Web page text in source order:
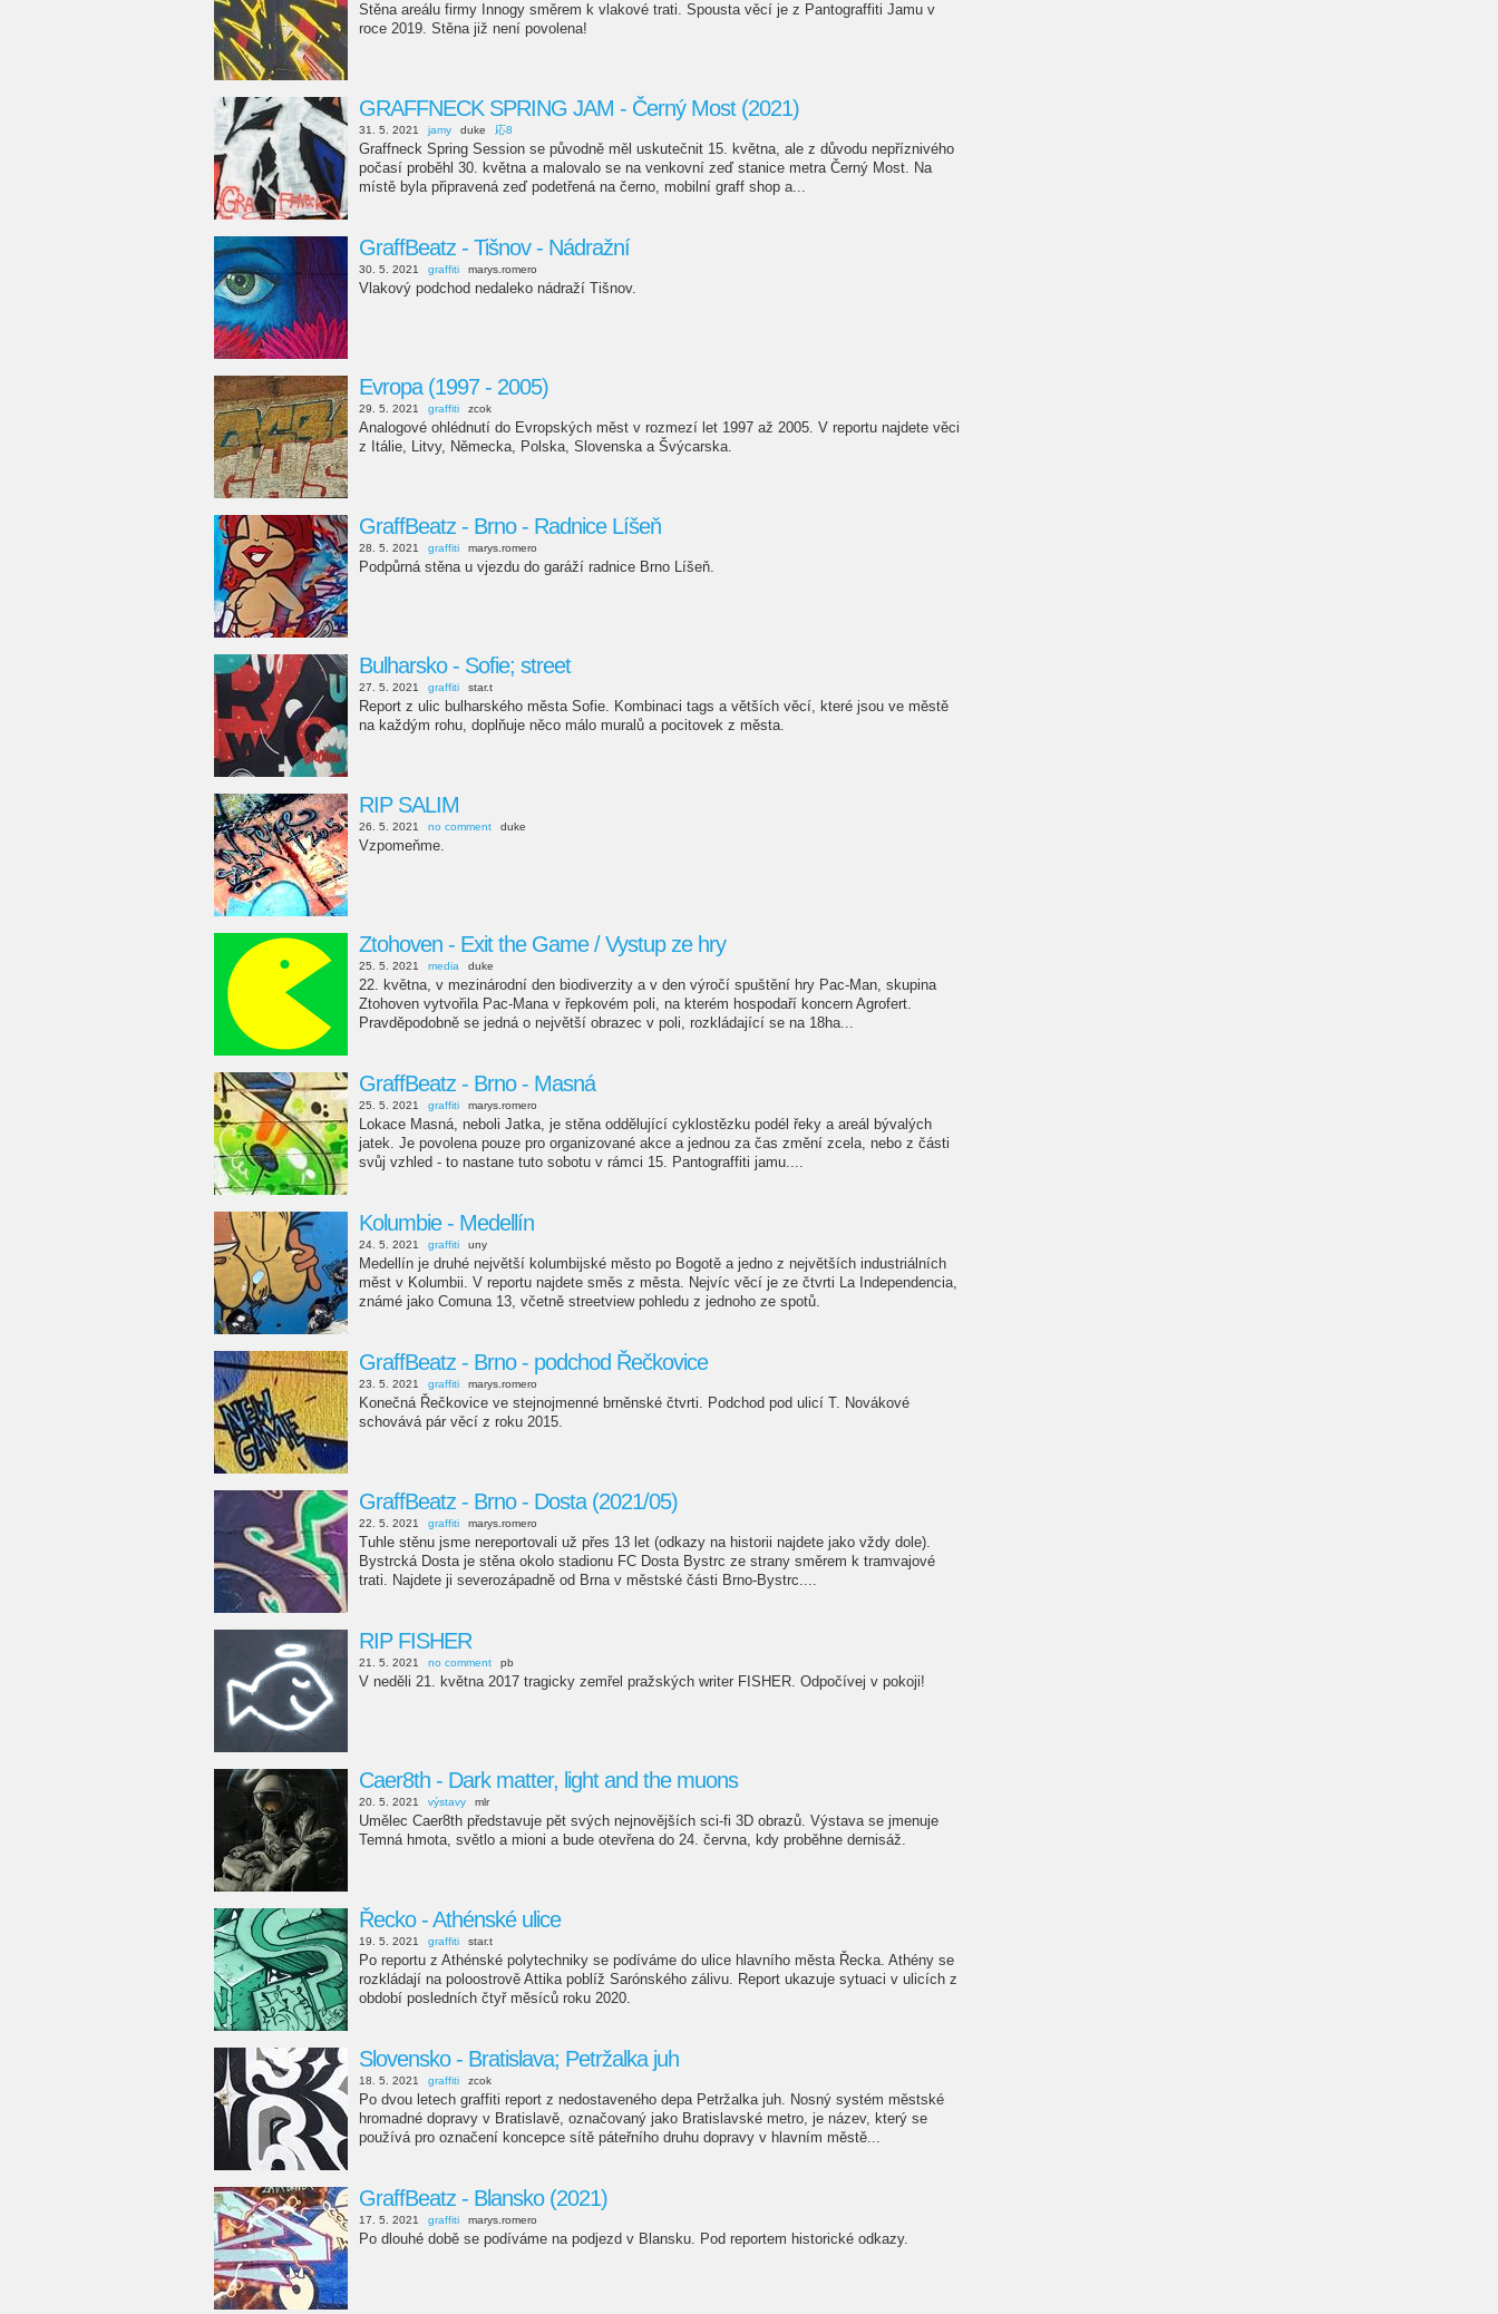
Stěna areálu firmy Innogy směrem k vlakové trati. Spousta věcí je z Pantograffiti Jamu v
roce 2019. Stěna již není povolena!
GRAFFNECK SPRING JAM - Černý Most (2021)
31. 5. 2021 jamy duke 応8
Graffneck Spring Session se původně měl uskutečnit 15. května, ale z důvodu nepříznivého
počasí proběhl 30. května a malovalo se na venkovní zeď stanice metra Černý Most. Na
místě byla připravená zeď podetřená na černo, mobilní graff shop a...
GraffBeatz - Tišnov - Nádražní
30. 5. 2021 graffiti marys.romero
Vlakový podchod nedaleko nádraží Tišnov.
Evropa (1997 - 2005)
29. 5. 2021 graffiti zcok
Analogové ohlédnutí do Evropských měst v rozmezí let 1997 až 2005. V reportu najdete věci
z Itálie, Litvy, Německa, Polska, Slovenska a Švýcarska.
GraffBeatz - Brno - Radnice Líšeň
28. 5. 2021 graffiti marys.romero
Podpůrná stěna u vjezdu do garáží radnice Brno Líšeň.
Bulharsko - Sofie; street
27. 5. 2021 graffiti star.t
Report z ulic bulharského města Sofie. Kombinaci tags a větších věcí, které jsou ve městě
na každým rohu, doplňuje něco málo muralů a pocitovek z města.
RIP SALIM
26. 5. 2021 no comment duke
Vzpomeňme.
Ztohoven - Exit the Game / Vystup ze hry
25. 5. 2021 media duke
22. května, v mezinárodní den biodiverzity a v den výročí spuštění hry Pac-Man, skupina
Ztohoven vytvořila Pac-Mana v řepkovém poli, na kterém hospodaří koncern Agrofert.
Pravděpodobně se jedná o největší obrazec v poli, rozkládající se na 18ha...
GraffBeatz - Brno - Masná
25. 5. 2021 graffiti marys.romero
Lokace Masná, neboli Jatka, je stěna oddělující cyklostězku podél řeky a areál bývalých
jatek. Je povolena pouze pro organizované akce a jednou za čas změní zcela, nebo z části
svůj vzhled - to nastane tuto sobotu v rámci 15. Pantograffiti jamu....
Kolumbie - Medellín
24. 5. 2021 graffiti uny
Medellín je druhé největší kolumbijské město po Bogotě a jedno z největších industriálních
měst v Kolumbii. V reportu najdete směs z města. Nejvíc věcí je ze čtvrti La Independencia,
známé jako Comuna 13, včetně streetview pohledu z jednoho ze spotů.
GraffBeatz - Brno - podchod Řečkovice
23. 5. 2021 graffiti marys.romero
Konečná Řečkovice ve stejnojmenné brněnské čtvrti. Podchod pod ulicí T. Novákové
schovává pár věcí z roku 2015.
GraffBeatz - Brno - Dosta (2021/05)
22. 5. 2021 graffiti marys.romero
Tuhle stěnu jsme nereportovali už přes 13 let (odkazy na historii najdete jako vždy dole).
Bystrcká Dosta je stěna okolo stadionu FC Dosta Bystrc ze strany směrem k tramvajové
trati. Najdete ji severozápadně od Brna v městské části Brno-Bystrc....
RIP FISHER
21. 5. 2021 no comment pb
V neděli 21. května 2017 tragicky zemřel pražských writer FISHER. Odpočívej v pokoji!
Caer8th - Dark matter, light and the muons
20. 5. 2021 výstavy mlr
Umělec Caer8th představuje pět svých nejnovějších sci-fi 3D obrazů. Výstava se jmenuje
Temná hmota, světlo a mioni a bude otevřena do 24. června, kdy proběhne dernisáž.
Řecko - Athénské ulice
19. 5. 2021 graffiti star.t
Po reportu z Athénské polytechniky se podíváme do ulice hlavního města Řecka. Athény se
rozkládají na poloostrově Attika poblíž Sarónského zálivu. Report ukazuje sytuaci v ulicích z
období posledních čtyř měsíců roku 2020.
Slovensko - Bratislava; Petržalka juh
18. 5. 2021 graffiti zcok
Po dvou letech graffiti report z nedostaveného depa Petržalka juh. Nosný systém městské
hromadné dopravy v Bratislavě, označovaný jako Bratislavské metro, je název, který se
používá pro označení koncepce sítě páteřního druhu dopravy v hlavním městě...
GraffBeatz - Blansko (2021)
17. 5. 2021 graffiti marys.romero
Po dlouhé době se podíváme na podjezd v Blansku. Pod reportem historické odkazy.